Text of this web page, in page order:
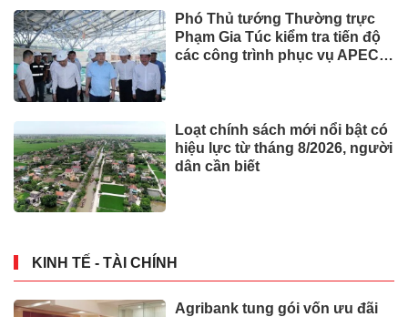
Phó Thủ tướng Thường trực
Phạm Gia Túc kiểm tra tiến độ
các công trình phục vụ APEC
Loạt chính sách mới nổi bật có
hiệu lực từ tháng 8/2026, người
dân cần biết
KINH TẾ - TÀI CHÍNH
Agribank tung gói vốn ưu đãi